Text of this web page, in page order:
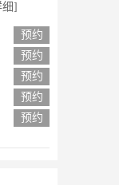
细]
预约
预约
预约
预约
预约